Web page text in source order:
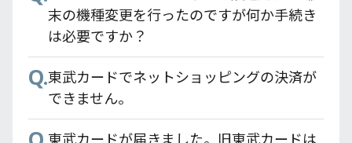
東武カードで家族カードは申し込みできま
すか？
Q. 東武カードはどこで申し込めますか？
カード発行にかかる時間はどれくらいです
Q. 東京スカイツリー®東武カードPASMOに搭
載している定期券はどうすればいいのです
か？
Q. コンビニ等でPASMO残高の使い切りが出来
ない場合はどうすればいいのか？
Q. 各施設のポイント率を知りたい。
Q.Apple Pay・Google Pay を使ってもTOBU
POINTは加算されますか？
さい。
Q.東武カードアプリはどこからダウンロード
できますか？
Q.東武カードアプリが正常に動作しません。
末の機種変更を行ったのですが何か手続き
は必要ですか？
Q.東武カードでネットショッピングの決済が
できません。
東武カードが届きました。旧東武カードは